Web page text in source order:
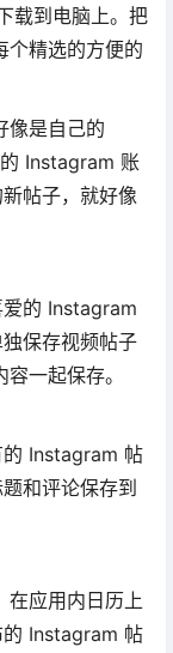
载到电脑上。把
精选的方便的
像是自己的
Instagram 账
帖子，就好像
的 Instagram
保存视频帖子
一起保存。
的 Instagram 帖
和评论保存到
应用内日历上
的 Instagram 帖